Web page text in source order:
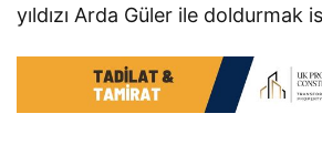
yıldızı Arda Güler ile doldurmak